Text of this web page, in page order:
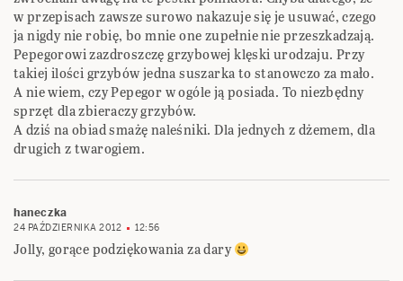
w przepisach zawsze surowo nakazuje się je usuwać, czego
ja nigdy nie robię, bo mnie one zupełnie nie przeszkadzają.
Pepegorowi zazdroszczę grzybowej klęski urodzaju. Przy
takiej ilości grzybów jedna suszarka to stanowczo za mało.
A nie wiem, czy Pepegor w ogóle ją posiada. To niezbędny
sprzęt dla zbieraczy grzybów.
A dziś na obiad smażę naleśniki. Dla jednych z dżemem, dla
drugich z twarogiem.
haneczka
24 PAŹDZIERNIKA 2012 12:56
Jolly, gorące podziękowania za dary